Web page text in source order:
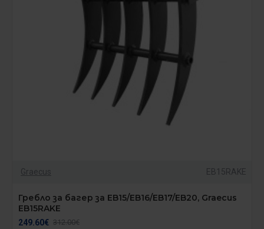
Graecus EB15RAKE
Гребло за багер за EB15/EB16/EB17/EB20, Graecus
EB15RAKE
249.60€ 312.00€